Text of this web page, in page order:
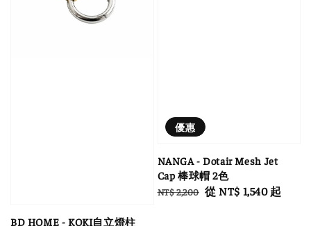
BD HOME - KOKI自立燈柱
優惠
NANGA - Dotair Mesh Jet
Cap 棒球帽 2色
Regular
NT$ 2,200 Sale
從 NT$ 1,540起